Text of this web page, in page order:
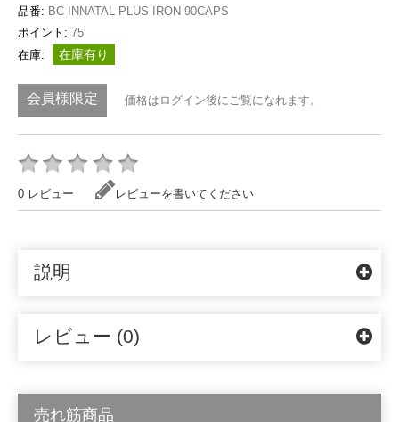
品番: BC INNATAL PLUS IRON 90CAPS
ポイント: 75
在庫:
在庫有り
会員様限定 価格はログイン後にご覧になれます。
0 レビュー レビューを書いてください
説明
レビュー (0)
売れ筋商品